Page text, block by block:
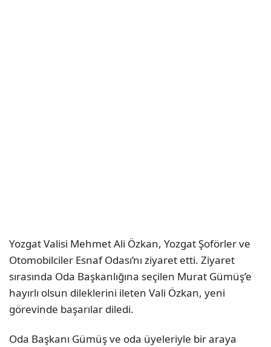
Yozgat Valisi Mehmet Ali Özkan, Yozgat Şoförler ve
Otomobilciler Esnaf Odası’nı ziyaret etti. Ziyaret
sırasında Oda Başkanlığına seçilen Murat Gümüş’e
hayırlı olsun dileklerini ileten Vali Özkan, yeni
görevinde başarılar diledi.
Oda Başkanı Gümüş ve oda üyeleriyle bir araya